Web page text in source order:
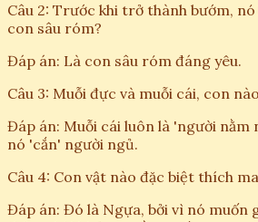
Câu 2: Trước khi trở thành bướm,
con sâu róm?
Đáp án: Là con sâu róm đáng yêu.
Câu 3: Muỗi đực và muỗi cái, con
Đáp án: Muỗi cái luôn là 'người nằm
nó 'cắn' người ngủ.
Câu 4: Con vật nào đặc biệt thích
Đáp án: Đó là Ngựa, bởi vì nó muốn